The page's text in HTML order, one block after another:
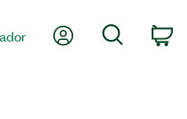
Mi cuenta Búsqueda